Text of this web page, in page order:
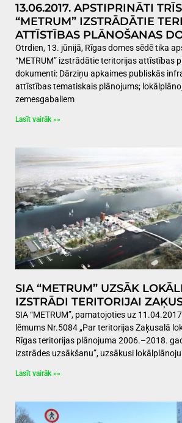
13.06.2017. APSTIPRINĀTI
“METRUM” IZSTRĀDĀTIE
ATTĪSTĪBAS PLĀNOŠANAS
Otrdien, 13. jūnijā, Rīgas domes sēdē tika
“METRUM” izstrādātie teritorijas attīstības
dokumenti: Dārziņu apkaimes publiskās
attīstības tematiskais plānojums;
zemesgabaliem
Lasīt vairāk »»
SIA “METRUM” UZSĀK
IZSTRĀDI TERITORIJAI
SIA “METRUM”, pamatojoties uz
lēmums Nr.5084 „Par teritorijas Zaķusalā
Rīgas teritorijas plānojuma 2006.–2018.
izstrādes uzsākšanu”, uzsākusi
Lasīt vairāk »»